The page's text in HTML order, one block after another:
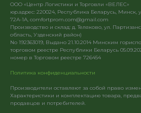
ООО «Центр Логистики и Торговли «ВЕЛЕС»
юр.адрес: 220024, Республика Беларусь, Минск,
72А-1А, comfortprom.com@gmail.com
Производство и склад: д. Теляково, ул.
область, Узденский район)
No 192363019, Выдано 21.10.2014 Минским
торговом реестре Республики Беларусь
номер в Торговом реестре 726454
Политика конфиденциальности
Производители оставляют за собой право
Характеристики и комплектацию товара,
продавцов и потребителей.